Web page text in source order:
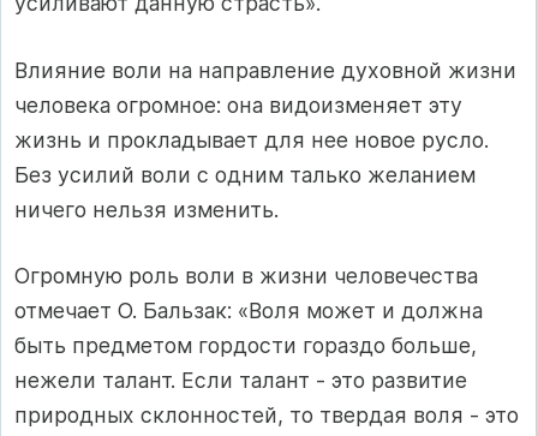
Влияние воли на направление духовной жизни
человека огромное: она видоизменяет эту
жизнь и прокладывает для нее новое русло.
Без усилий воли с одним талько желанием
ничего нельзя изменить.
Огромную роль воли в жизни человечества
отмечает О. Бальзак: «Воля может и должна
быть предметом гордости гораздо больше,
нежели талант. Если талант - это развитие
природных склонностей, то твердая воля - это